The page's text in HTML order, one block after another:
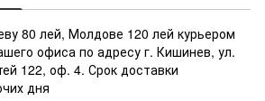
80 лей, Молдове 120 лей курьером
офиса по адресу г. Кишинев, ул.
122, оф. 4. Срок доставки
дня